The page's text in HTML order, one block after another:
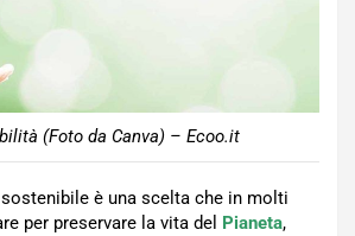
(Foto da Canva) – Ecoo.it
è una scelta che in molti
per preservare la vita del Pianeta,